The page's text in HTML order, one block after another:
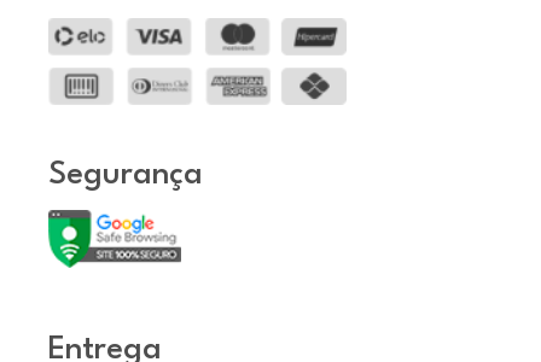
Segurança
Entrega